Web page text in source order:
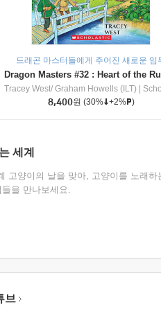
드래곤 마스터들에게 주어진 새로운 임
Tracey West/ Graham Howells (ILT)
8,400원 (30% +2% )
세계
고양이의 날을 맞아, 고양이를 노래하
을 만나보세요.
브